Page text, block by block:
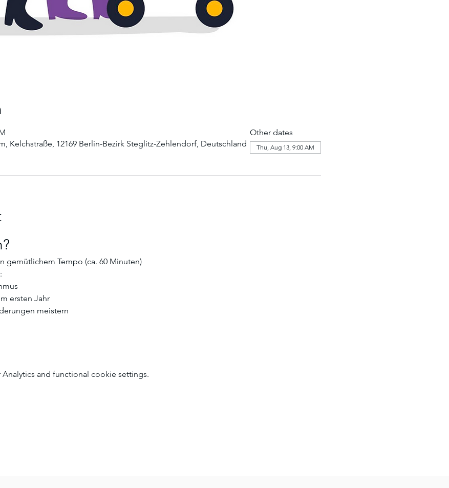
Kelchstraße, 12169 Berlin-Bezirk Steglitz-Zehlendorf, Deutschland
Other dates
Thu, Aug 13, 9:00 AM
gemütlichem Tempo (ca. 60 Minuten)
ersten Jahr
meistern
and functional cookie settings.